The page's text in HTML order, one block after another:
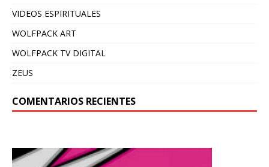
VIDEOS ESPIRITUALES
WOLFPACK ART
WOLFPACK TV DIGITAL
ZEUS
COMENTARIOS RECIENTES